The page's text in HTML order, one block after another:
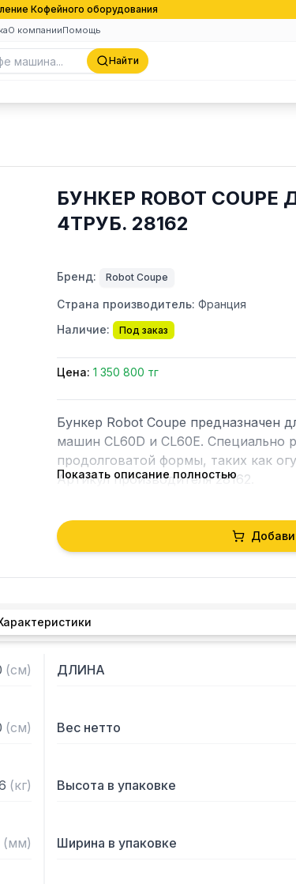
Кофейного оборудования
О компанииПомощь
Найти
БУНКЕР ROBOT
4ТРУБ. 28162
Бренд: Robot Coupe
Страна производитель: Франция
Наличие:
Под заказ
Цена: 1 350 800 тг
Бункер Robot Coupe предназначен
машин CL60D и CL60E. Специально
продолговатой формы, таких как
Артикул производителя 28162.
Для уточнения совместимости
обратиться к вашим менеджерам и
Показать описание полностью
(см) ДЛИНА
(см) Вес нетто
(кг) Высота в упаковке
(мм) Ширина в упаковке